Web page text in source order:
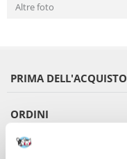
Altre foto
PRIMA DELL'ACQUISTO
ORDINI
DOPO L'ACQUISTO